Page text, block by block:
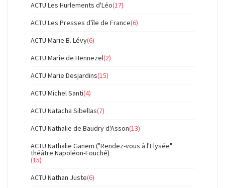
ACTU Les Hurlements d'Léo(17)
ACTU Les Presses d'île de France(6)
ACTU Marie B. Lévy(6)
ACTU Marie de Hennezel(2)
ACTU Marie Desjardins(15)
ACTU Michel Santi(4)
ACTU Natacha Sibellas(7)
ACTU Nathalie de Baudry d'Asson(13)
ACTU Nathalie Ganem ("Rendez-vous à l'Elysée"
théâtre Napoléon-Fouché)
(15)
ACTU Nathan Juste(6)